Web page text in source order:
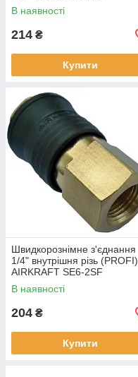
В наявності
214 ₴
Купити
Швидкорознімне з'єднання
1/4" внутрішня різь (PROFI)
AIRKRAFT SE6-2SF
В наявності
204 ₴
Купити